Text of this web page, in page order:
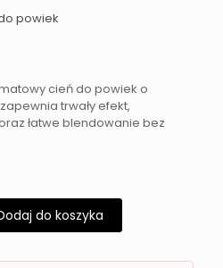
powiek
cień do powiek o
trwały efekt,
łatwe blendowanie bez
do koszyka